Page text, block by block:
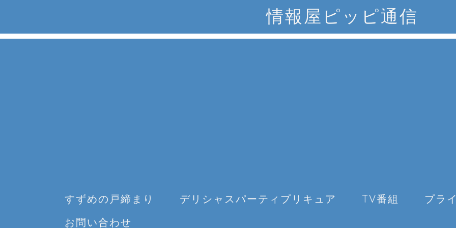
情報屋ピッピ通信
すずめの戸締まり デリシャスパーティプリキュア TV番組
プラ
お問い合わせ